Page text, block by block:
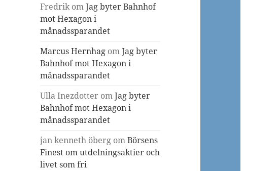
FredrikomJag byter Bahnhof
mot Hexagon i
månadssparandet
Marcus Hernhag omJag byter
Bahnhof mot Hexagon i
månadssparandet
Ulla Inezdotter omJag byter
Bahnhof mot Hexagon i
månadssparandet
jan kenneth öberg omBörsens
Finest om utdelningsaktier och
livet som fri